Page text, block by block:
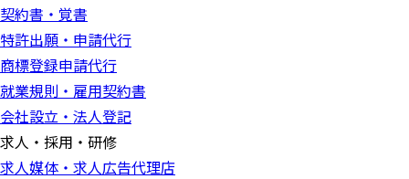
契約書・覚書
特許出願・申請代行
商標登録申請代行
就業規則・雇用契約書
会社設立・法人登記
求人・採用・研修
求人媒体・求人広告代理店